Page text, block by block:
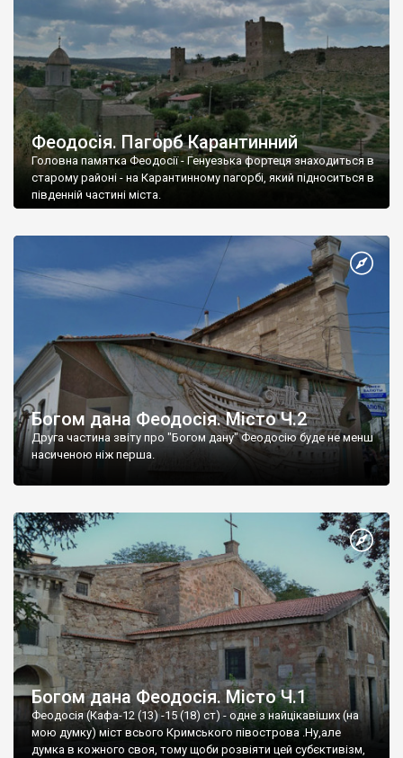
Феодосія. Пагорб Карантинний
Головна памятка Феодосії - Генуезька фортеця знаходиться в
старому районі - на Карантинному пагорбі, який підноситься в
південній частині міста.
Богом дана Феодосія. Місто Ч.2
Друга частина звіту про "Богом дану" Феодосію буде не менш
насиченою ніж перша.
Богом дана Феодосія. Місто Ч.1
Феодосія (Кафа-12 (13) -15 (18) ст) - одне з найцікавіших (на
мою думку) міст всього Кримського півострова .Ну,але
думка в кожного своя, тому щоби розвіяти цей субєктивізм,